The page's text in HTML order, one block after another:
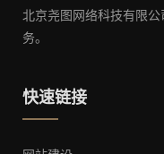
北京尧图网络科技有限
务。
快速链接